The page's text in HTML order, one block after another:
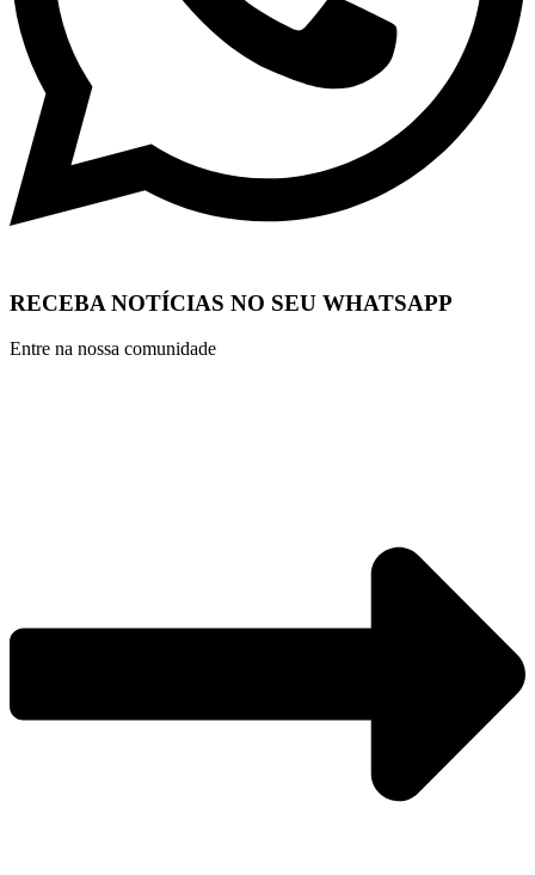
RECEBA NOTÍCIAS NO SEU WHATSAPP
Entre na nossa comunidade